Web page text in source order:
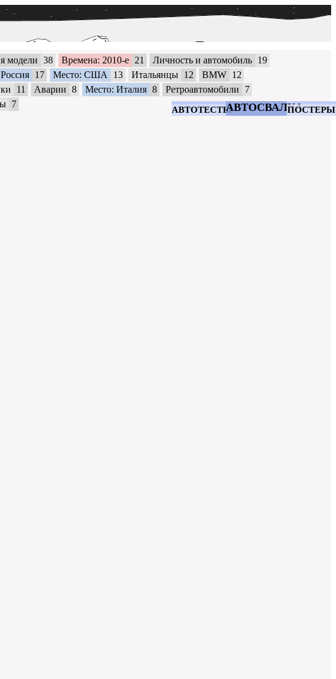
АВТОТЕСТЫАВТОСВАЛКАПОСТЕРЫ
модели 38 Времена: 2010-е 21 Личность и автомобиль
19
17 Место: США 13 Итальянцы 12 BMW
12
11 Аварии 8 Место: Италия 8 Ретроавтомобили
7
7